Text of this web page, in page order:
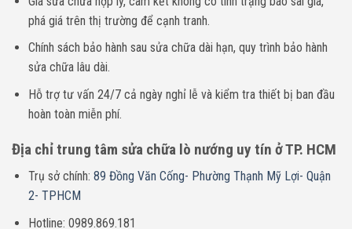
phá giá trên thị trường để cạnh tranh.
Chính sách bảo hành sau sửa chữa dài hạn, quy trình bảo hành
sửa chữa lâu dài.
Hỗ trợ tư vấn 24/7 cả ngày nghỉ lễ và kiểm tra thiết bị ban đầu
hoàn toàn miễn phí.
Địa chỉ trung tâm sửa chữa lò nướng uy tín ở TP. HCM
Trụ sở chính: 89 Đồng Văn Cống- Phường Thạnh Mỹ Lợi- Quận
2- TPHCM
Hotline: 0989.869.181